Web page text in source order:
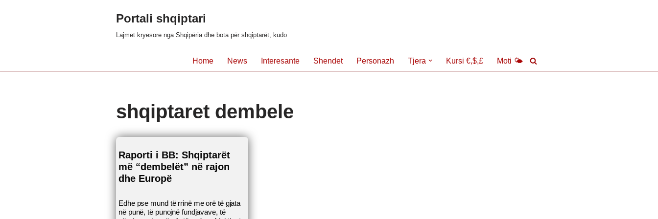
Portali shqiptari
Lajmet kryesore nga Shqipëria dhe bota për shqiptarët, kudo
Home News Interesante Shendet Personazh Tjera Kursi €,$,£ Moti 🌤
shqiptaret dembele
Raporti i BB: Shqiptarët
më “dembelët” në rajon
dhe Europë
Edhe pse mund të rrinë me orë të gjata
në punë, të punojnë fundjavave, të